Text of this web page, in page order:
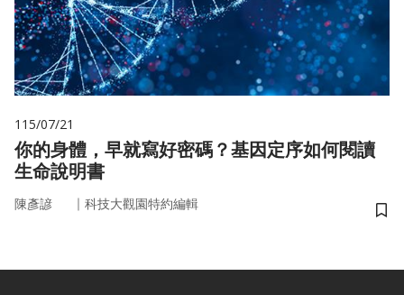
115/07/21
你的身體，早就寫好密碼？基因定序如何閱讀
生命說明書
陳彥諺 ｜ 科技大觀園特約編輯
儲